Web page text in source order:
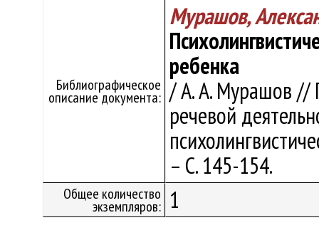
Библиографическое
описание документа:
Мурашов,
ребенка
/ А. А. Мурашов //
речевой
– С. 145-154.
Общее количество
экземпляров: 1